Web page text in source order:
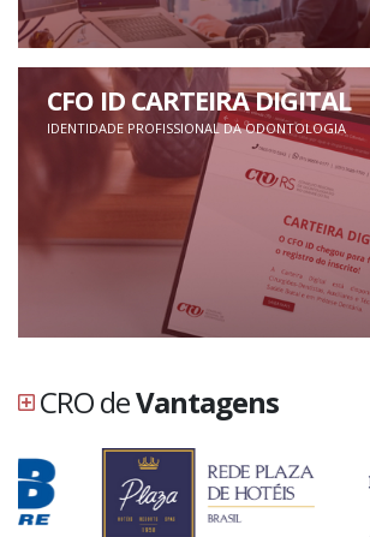
CFO ID CARTEIRA DIGITAL
IDENTIDADE PROFISSIONAL DA ODONTOLOGIA
CRO deVantagens